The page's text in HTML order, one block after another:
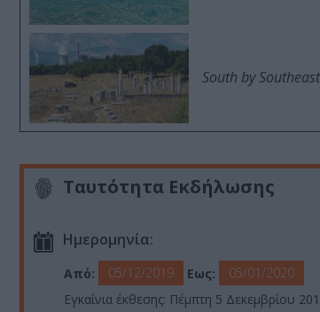
South by
Ταυτότητα Εκδήλωσης
Ημερομηνία:
Από: 05/12/2019 Εως:
05/01/2020
Εγκαίνια έκθεσης: Πέμπτη 5 Δεκεμβρίου